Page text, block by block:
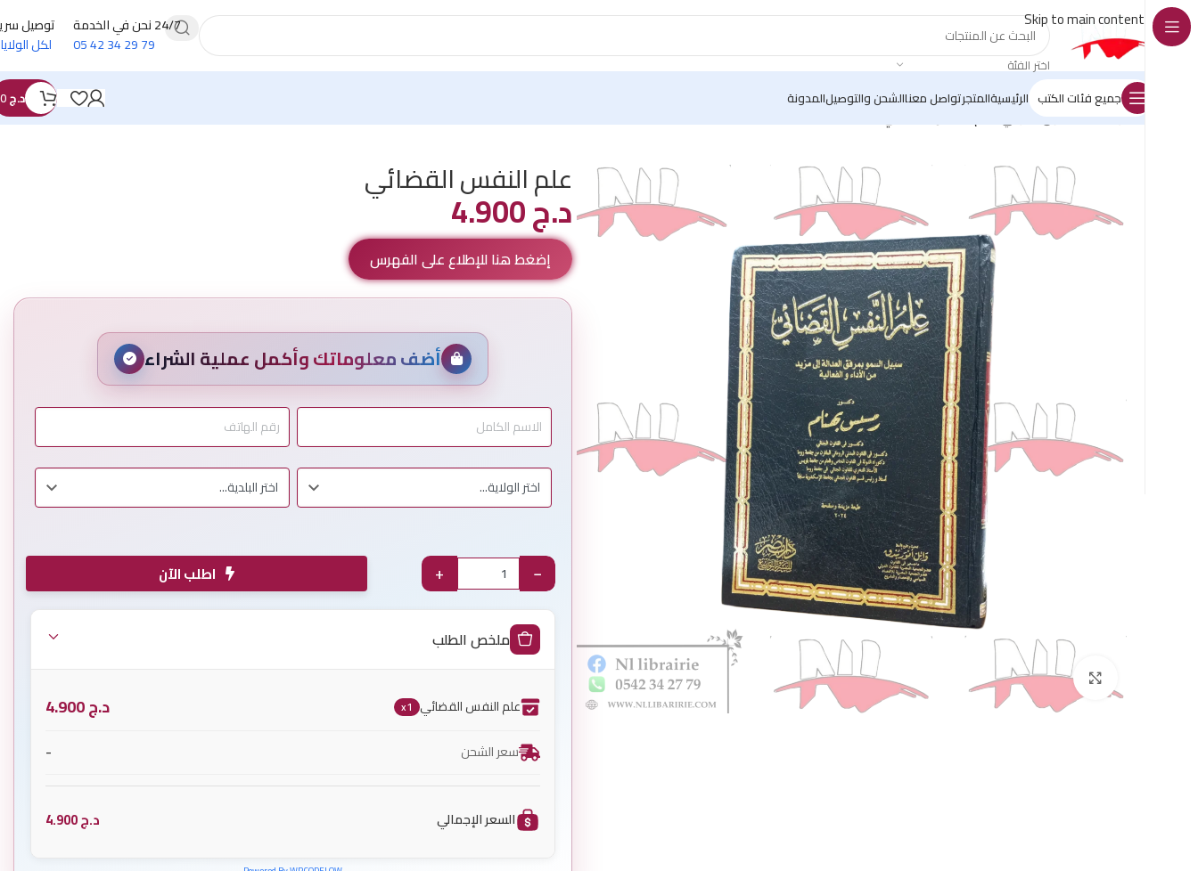
Skip to main content
اختر الفئة
24/7 نحن في الخدمة
79 29 34 42 05
توصيل
لكل
جميع فئات الكتب الرئيسيةالمتجرتواصل معناالشحن والتوصيلالمدونة د.ج
الرئيسية/القانون الجزائي
Click to enlarge
علم النفس القضائي
د.ج
إضغط هنا للإطلاع على الفهرس
أضف معلوماتك وأكمل عملية الشراء
−
+ اطلب الآن
ملخص الطلب
علم النفس القضائي x1 د.ج
سعر الشحن -
السعر الإجمالي د.ج